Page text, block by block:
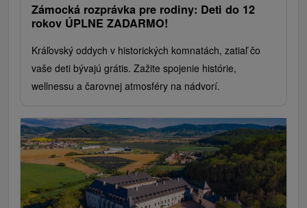
Zámocká rozprávka pre rodiny: Deti do 12
rokov ÚPLNE ZADARMO!
Kráľovský oddych v historických komnatách, zatiaľ čo
vaše deti bývajú grátis. Zažite spojenie histórie,
wellnessu a čarovnej atmosféry na nádvorí.